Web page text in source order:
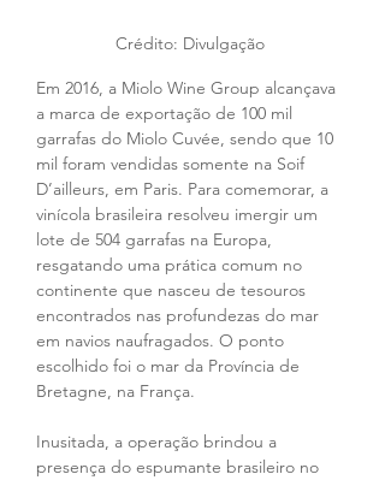
Crédito: Divulgação
Em 2016, a Miolo Wine Group alcançava
a marca de exportação de 100 mil
garrafas do Miolo Cuvée, sendo que 10
mil foram vendidas somente na Soif
D’ailleurs, em Paris. Para comemorar, a
vinícola brasileira resolveu imergir um
lote de 504 garrafas na Europa,
resgatando uma prática comum no
continente que nasceu de tesouros
encontrados nas profundezas do mar
em navios naufragados. O ponto
escolhido foi o mar da Província de
Bretagne, na França.
Inusitada, a operação brindou a
presença do espumante brasileiro no